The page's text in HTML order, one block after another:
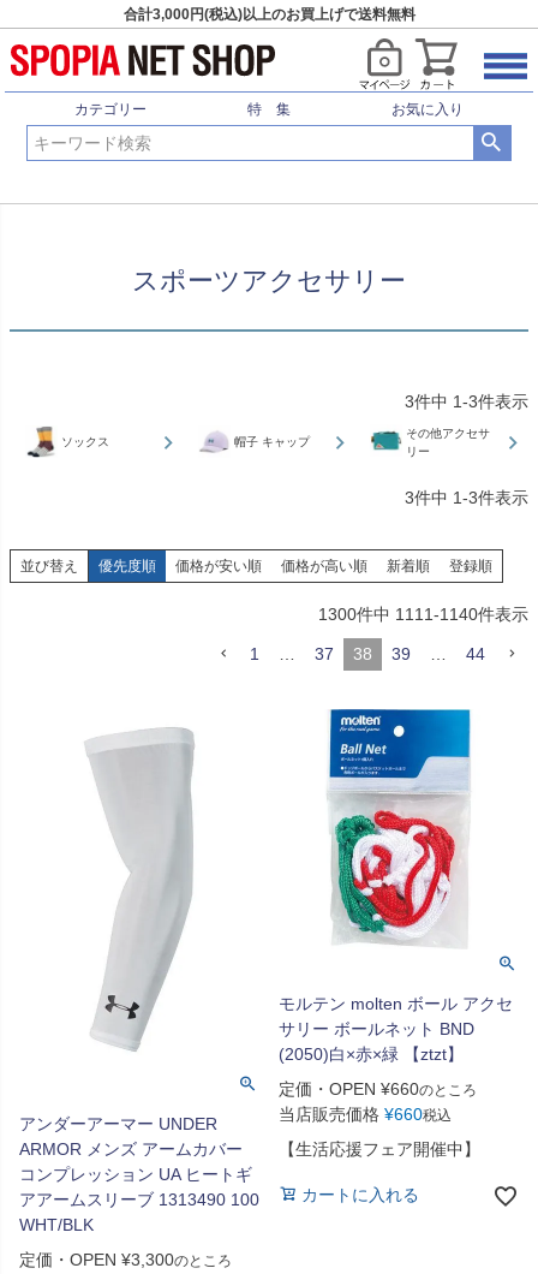
合計3,000円(税込)以上のお買上げで送料無料
カテゴリー 特 集 お気に入り
HOME スポーツアクセサリー
スポーツアクセサリー
3件中 1-3件表示
ソックス 帽子 キャップ
その他アクセサ
リー
3件中 1-3件表示
並び替え 優先度順 価格が安い順 価格が高い順 新着順 登録順
1300件中 1111-1140件表示
1 37 38 39 44
アンダーアーマー UNDER
ARMOR メンズ アームカバー
コンプレッション UA ヒートギ
アアームスリーブ 1313490 100
WHT/BLK
定価・OPEN ¥3,300のところ
モルテン molten ボール アクセ
サリー ボールネット BND
(2050)白×赤×緑 【ztzt】
定価・OPEN ¥660のところ
当店販売価格 ¥660税込
【生活応援フェア開催中】
カートに入れる